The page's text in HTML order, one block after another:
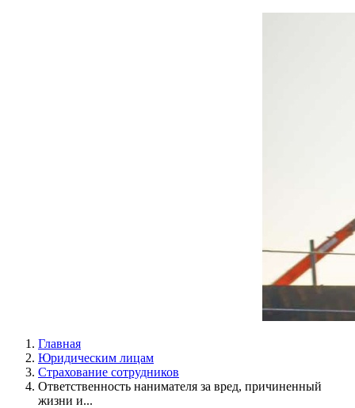
Главная
Юридическим лицам
Страхование сотрудников
Ответственность нанимателя за вред, причиненный
жизни и...